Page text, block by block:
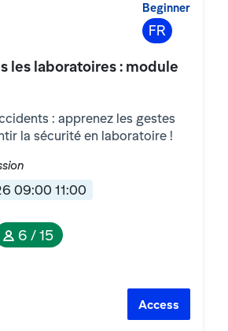
Beginner
FR
les laboratoires : module
: apprenez les gestes
la sécurité en laboratoire !
09:00 11:00
6 / 15
Access